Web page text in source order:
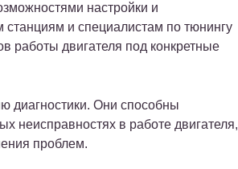
настройки и
и специалистам по тюнингу
работы двигателя под конкретные
диагностики. Они способны
неисправностях в работе двигателя,
проблем.